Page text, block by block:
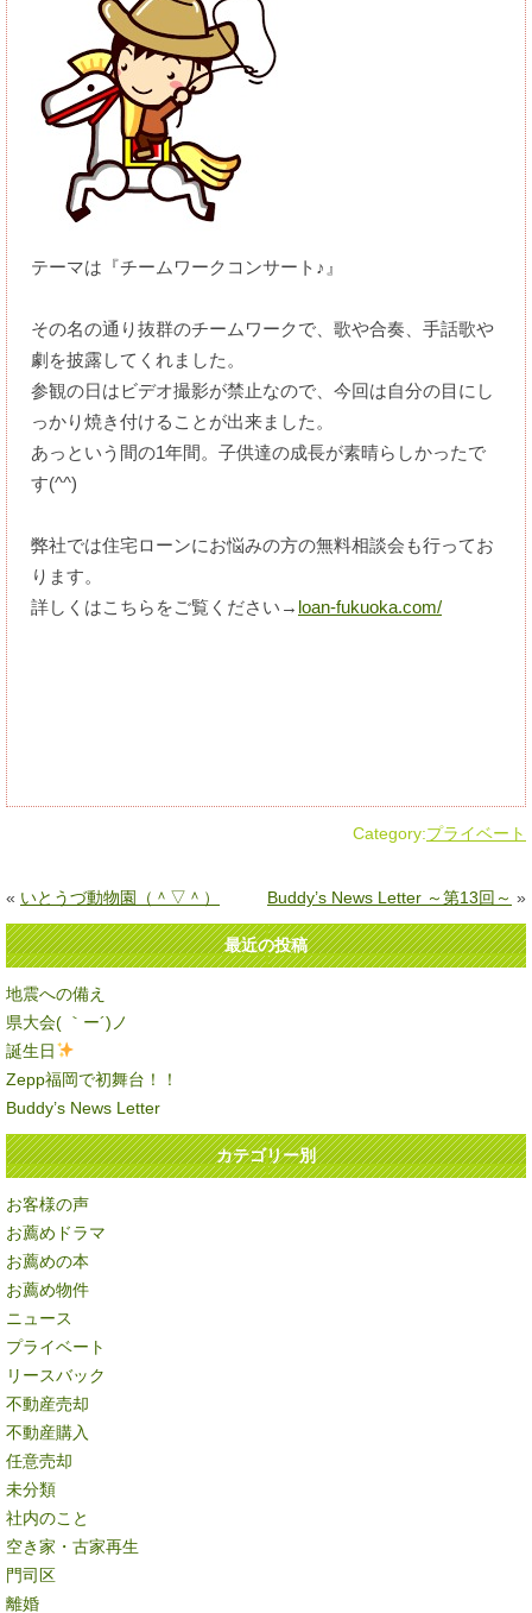
テーマは『チームワークコンサート♪』
その名の通り抜群のチームワークで、歌や合奏、手話歌や
劇を披露してくれました。
参観の日はビデオ撮影が禁止なので、今回は自分の目にし
っかり焼き付けることが出来ました。
あっという間の1年間。子供達の成長が素晴らしかったで
す(^^)
弊社では住宅ローンにお悩みの方の無料相談会も行ってお
ります。
詳しくはこちらをご覧ください→ loan-fukuoka.com/
Category:プライベート
« いとうづ動物園（＾▽＾） Buddy’s News Letter ～第13回～ »
最近の投稿
地震への備え
県大会( ｀ー´)ノ
誕生日
Zepp福岡で初舞台！！
Buddy’s News Letter
カテゴリー別
お客様の声
お薦めドラマ
お薦めの本
お薦め物件
ニュース
プライベート
リースバック
不動産売却
不動産購入
任意売却
未分類
社内のこと
空き家・古家再生
門司区
離婚